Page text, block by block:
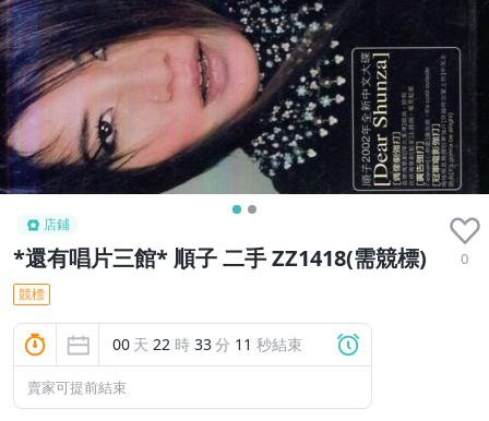
店鋪
*還有唱片三館* 順子 二手 ZZ1418(需競標) 0
競標
00 天 22 時 33分 10 秒結束
賣家可提前結束